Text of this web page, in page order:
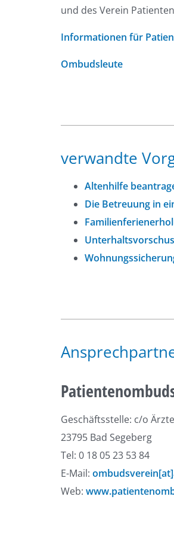
und des Verein
Informationen für
Ombudsleute
verwandte
Altenhilfe
Die Betreuung in
Geschäftsstelle: c/o
23795 Bad Segeberg
Tel: 0 18 05 23 53 84
E-Mail:
Web: